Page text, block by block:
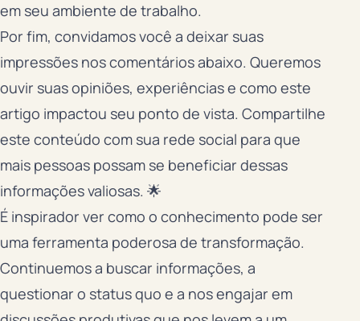
em seu ambiente de trabalho.
Por fim, convidamos você a deixar suas
impressões nos comentários abaixo. Queremos
ouvir suas opiniões, experiências e como este
artigo impactou seu ponto de vista. Compartilhe
este conteúdo com sua rede social para que
mais pessoas possam se beneficiar dessas
informações valiosas. 🌟
É inspirador ver como o conhecimento pode ser
uma ferramenta poderosa de transformação.
Continuemos a buscar informações, a
questionar o status quo e a nos engajar em